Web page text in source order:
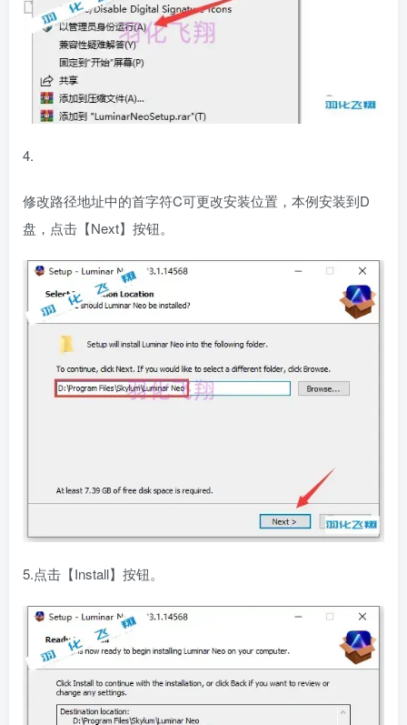
4.
修改路径地址中的首字符C可更改安装位置，本例安装到D
盘，点击【Next】按钮。
5.点击【Install】按钮。